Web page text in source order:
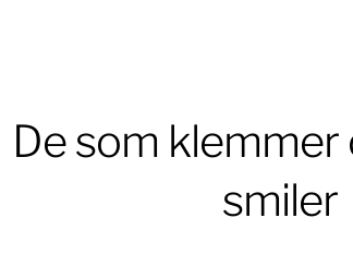
De som klemmer
smiler